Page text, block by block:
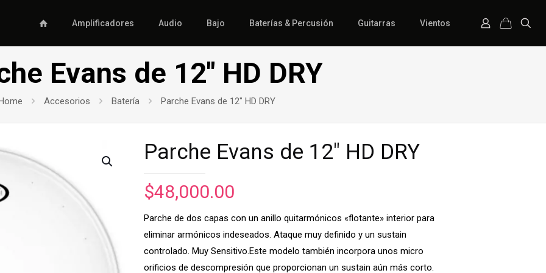
Amplificadores Audio Bajo Baterías & Percusión Guitarras Vientos
Evans de 12″ HD DRY
Accesorios Batería Parche Evans de 12″ HD DRY
Parche Evans de 12″ HD DRY
$48,000.00
Parche de dos capas con un anillo quitarmónicos «flotante» interior para
eliminar armónicos indeseados. Ataque muy definido y un sustain
controlado. Muy Sensitivo.Este modelo también incorpora unos micro
orificios de descompresión que proporcionan un sustain aún más corto.